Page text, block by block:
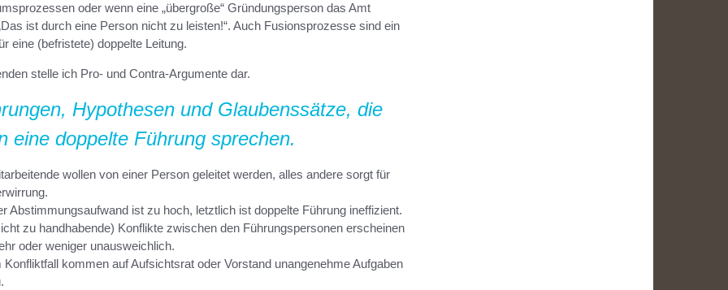
oder wenn eine „übergroße“ Gründungsperson das Amt
ist durch eine Person nicht zu leisten!“. Auch Fusionsprozesse sind ein
eine (befristete) doppelte Leitung.
stelle ich Pro- und Contra-Argumente dar.
Hypothesen und Glaubenssätze, die
eine doppelte Führung sprechen.
wollen von einer Person geleitet werden, alles andere sorgt für
Abstimmungsaufwand ist zu hoch, letztlich ist doppelte Führung ineffizient.
zu handhabende) Konflikte zwischen den Führungspersonen erscheinen
oder weniger unausweichlich.
Konfliktfall kommen auf Aufsichtsrat oder Vorstand unangenehme Aufgaben